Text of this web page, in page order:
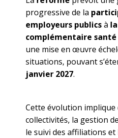
progressive de la
employeurs publicsà
complémentaire
une mise en œuvre
situations, pouvant
janvier 2027.
Cette évolution
collectivités, la gestion
le suivi des affiliations